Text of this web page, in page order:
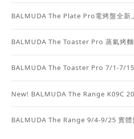
BALMUDA The Plate Pro電烤盤全新
BALMUDA The Toaster Pro 蒸氣烤
BALMUDA The Toaster Pro 7/1-7/
New! BALMUDA The Range K09C
BALMUDA The Range 9/4-9/25 實體